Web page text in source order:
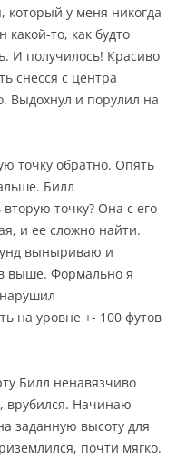
который у меня никогда
то, как будто
И получилось! Красиво
снесся с центра
Выдохнул и порулил на
точку обратно. Опять
Билл
вторую точку? Она с его
и ее сложно найти.
выныриваю и
выше. Формально я
на уровне +- 100 футов
Билл ненавязчиво
врубился. Начинаю
заданную высоту для
почти мягко.